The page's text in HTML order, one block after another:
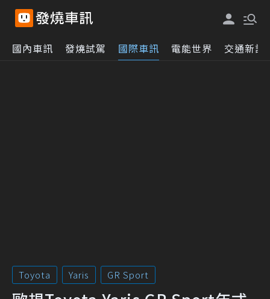
國內車訊 發燒試駕 國際車訊 電能世界 交通新訊
Toyota Yaris GR Sport